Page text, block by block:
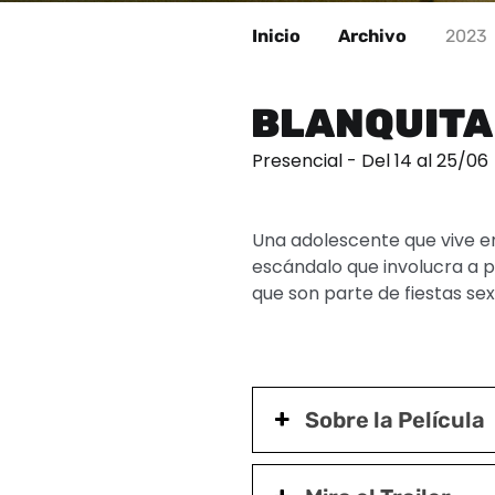
Inicio Archivo 2023
BLANQUITA
Presencial - Del 14 al 25/06
Una adolescente que vive
escándalo que involucra a
que son parte de fiestas
Sobre la Película